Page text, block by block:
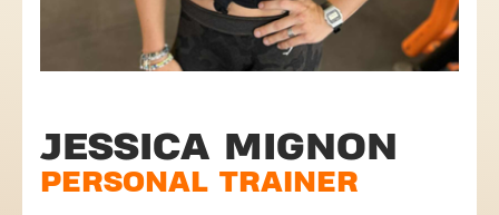
JESSICA MIGNON
PERSONAL TRAINER